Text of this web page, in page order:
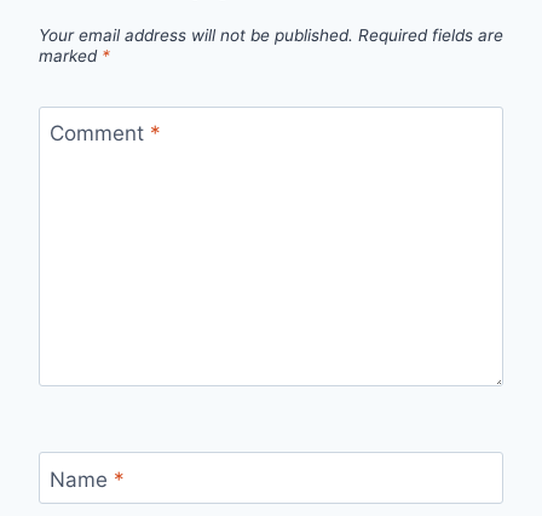
Your email address will not be published. Required fields are
marked *
Comment *
Name *